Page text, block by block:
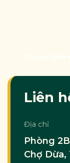
Liên
Địa chỉ
Phòng
Chợ Dừa,